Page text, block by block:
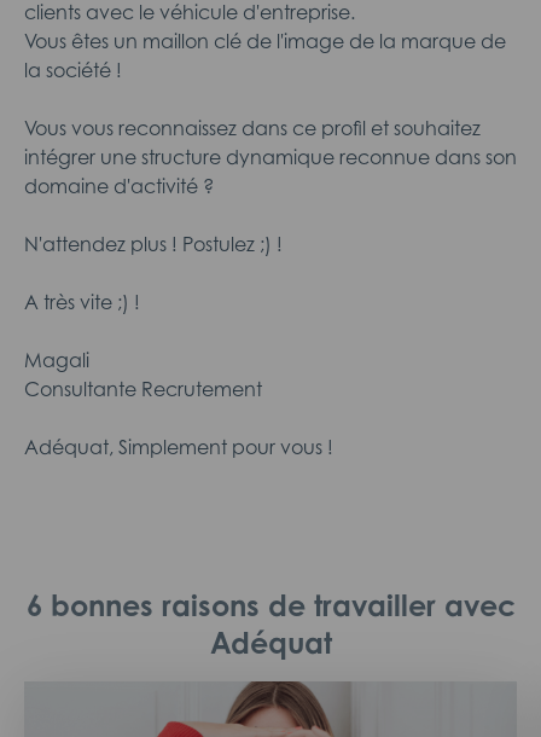
clients avec le véhicule d'entreprise.
Vous êtes un maillon clé de l'image de la marque de
la société !
Vous vous reconnaissez dans ce profil et souhaitez
intégrer une structure dynamique reconnue dans son
domaine d'activité ?
N'attendez plus ! Postulez ;) !
A très vite ;) !
Magali
Consultante Recrutement
Adéquat, Simplement pour vous !
6 bonnes raisons de travailler avec
Adéquat